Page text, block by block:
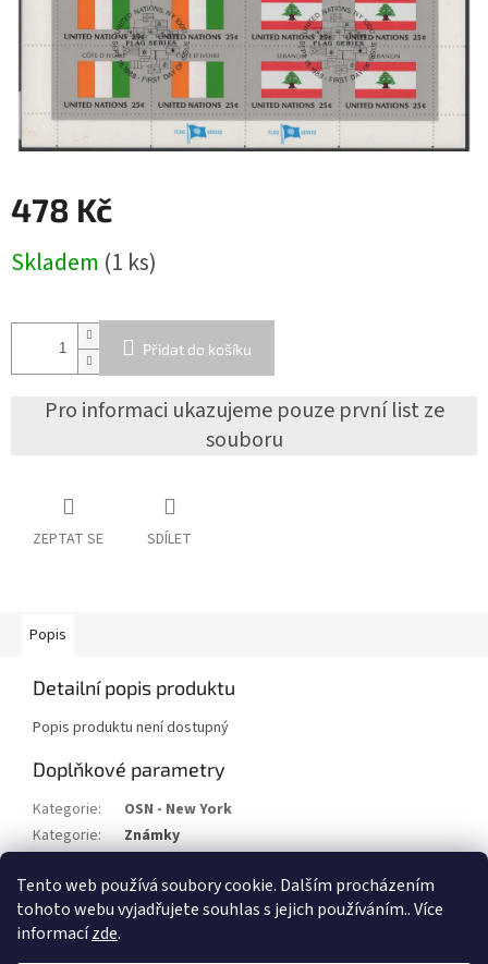
Tento web používá soubory cookie. Dalším procházením
tohoto webu vyjadřujete souhlas s jejich používáním.. Více
informacízde.
478 Kč
cena:
Skladem (1 ks)
Přidat do košíku
Pro informaci ukazujeme pouze první list ze
souboru
ZEPTAT SE SDÍLET
Popis
Detailní popis produktu
Popis produktu není dostupný
Doplňkové parametry
Kategorie:
OSN - New York
Kategorie:
Známky
Rok: 1988